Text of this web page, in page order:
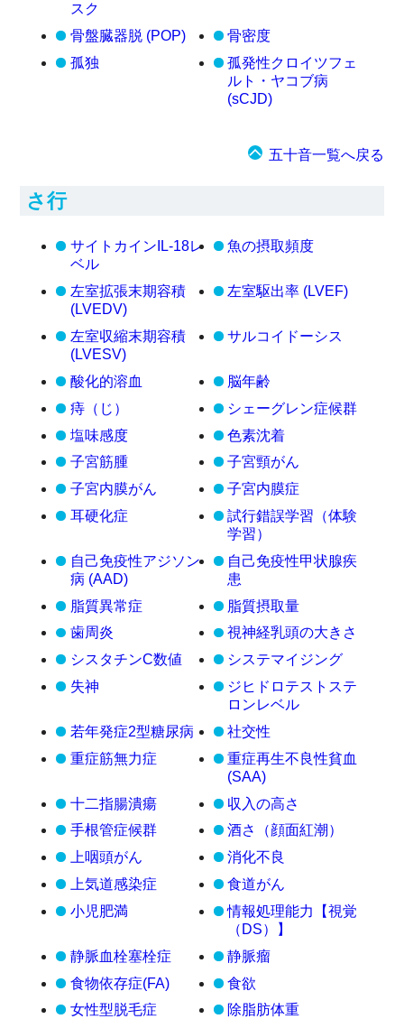
スク
骨盤臓器脱 (POP)
骨密度
孤独
孤発性クロイツフェ
ルト・ヤコブ病
(sCJD)
五十音一覧へ戻る
さ行
サイトカインIL-18レ
ベル
魚の摂取頻度
左室拡張末期容積
(LVEDV)
左室駆出率 (LVEF)
左室収縮末期容積
(LVESV)
サルコイドーシス
酸化的溶血
脳年齢
痔（じ）
シェーグレン症候群
塩味感度
色素沈着
子宮筋腫
子宮頸がん
子宮内膜がん
子宮内膜症
耳硬化症
試行錯誤学習（体験
学習）
自己免疫性アジソン
病 (AAD)
自己免疫性甲状腺疾
患
脂質異常症
脂質摂取量
歯周炎
視神経乳頭の大きさ
シスタチンC数値
システマイジング
失神
ジヒドロテストステ
ロンレベル
若年発症2型糖尿病
社交性
重症筋無力症
重症再生不良性貧血
(SAA)
十二指腸潰瘍
収入の高さ
手根管症候群
酒さ（顔面紅潮）
上咽頭がん
消化不良
上気道感染症
食道がん
小児肥満
情報処理能力【視覚
（DS）】
静脈血栓塞栓症
静脈瘤
食物依存症(FA)
食欲
女性型脱毛症
除脂肪体重